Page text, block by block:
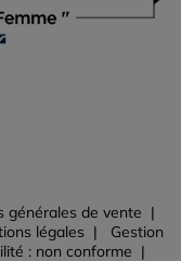
générales de vente
légales
Gestion
: non conforme